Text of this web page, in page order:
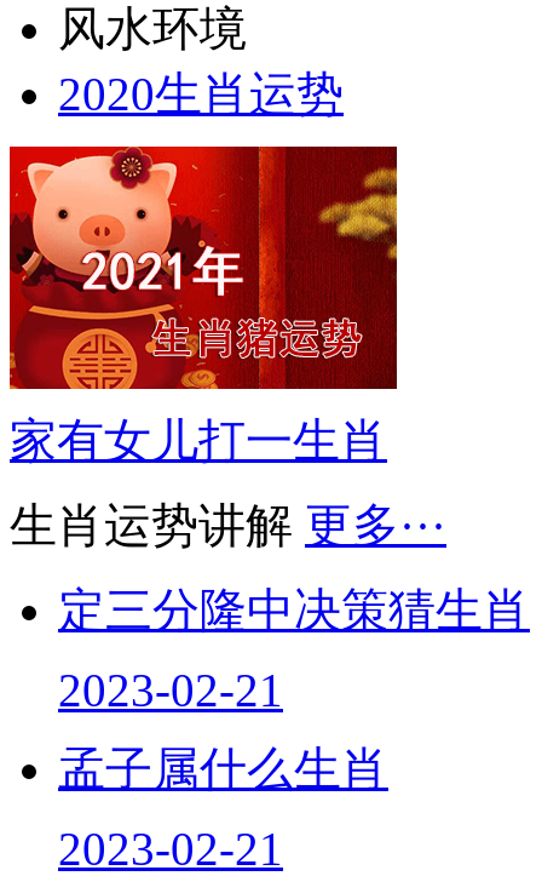
风水环境
2020生肖运势
家有女儿打一生肖
生肖运势讲解 更多···
定三分隆中决策猜生肖
2023-02-21
孟子属什么生肖
2023-02-21